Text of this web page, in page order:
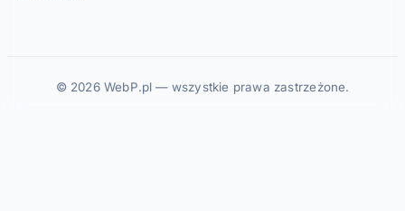
© 2026 WebP.pl — wszystkie prawa zastrzeżone.